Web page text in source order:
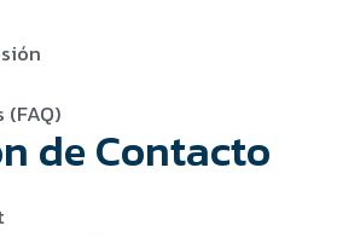
de Contacto